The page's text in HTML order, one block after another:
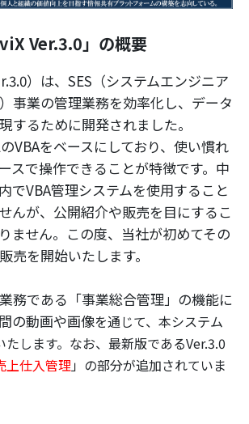
Ver.3.0」の概要
）は、SES（システムエンジニア
事業の管理業務を効率化し、データ
するために開発されました。
VBAをベースにしており、使い慣れ
スで操作できることが特徴です。中
でVBA管理システムを使用すること
んが、公開紹介や販売を目にするこ
ません。この度、当社が初めてその
売を開始いたします。
務である「事業総合管理」の機能に
の動画や画像を通じて、本システム
します。なお、最新版であるVer.3.0
上仕入管理」の部分が追加されていま